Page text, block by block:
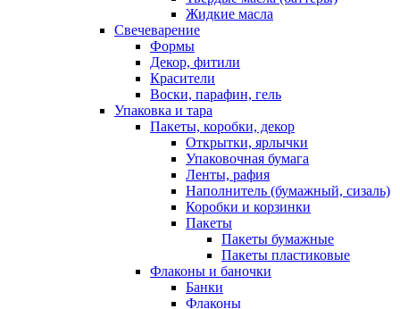
Жидкие масла
Свечеварение
Формы
Декор, фитили
Красители
Воски, парафин, гель
Упаковка и тара
Пакеты, коробки, декор
Открытки, ярлычки
Упаковочная бумага
Ленты, рафия
Наполнитель (бумажный, сизаль)
Коробки и корзинки
Пакеты
Пакеты бумажные
Пакеты пластиковые
Флаконы и баночки
Банки
Флаконы